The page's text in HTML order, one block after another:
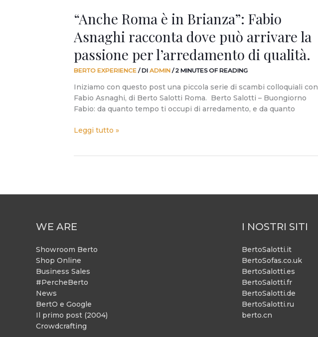
“Anche Roma è in Brianza”: Fabio
Asnaghi racconta dove può arrivare la
passione per l’arredamento di qualità.
BERTO EXPERIENCE / DI ADMIN /2 MINUTES OF READING
Iniziamo con questo post una piccola serie di scambi colloquiali con
Fabio Asnaghi, di Berto Salotti Roma. Berto Salotti – Buongiorno
Fabio: da quanto tempo ti occupi di arredamento, e da quanto
l’arredamento
di
qualità.
Leggi tutto »
WE ARE
Showroom Berto
Shop Online
Business Sales
#PercheBerto
News
BertO e Google
Il primo post (2004)
Crowdcrafting
I NOSTRI SITI
BertoSalotti.it
BertoSofas.co.uk
BertoSalotti.es
BertoSalotti.fr
BertoSalotti.de
BertoSalotti.ru
berto.cn